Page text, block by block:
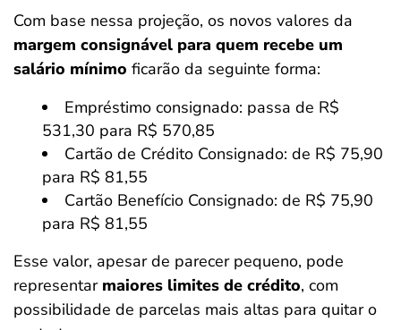
Com base nessa projeção, os novos valores da
margem consignável para quem recebe um
salário mínimo ficarão da seguinte forma:
Empréstimo consignado: passa de R$
531,30 para R$ 570,85
Cartão de Crédito Consignado: de R$ 75,90
para R$ 81,55
Cartão Benefício Consignado: de R$ 75,90
para R$ 81,55
Esse valor, apesar de parecer pequeno, pode
representar maiores limites de crédito, com
possibilidade de parcelas mais altas para quitar o